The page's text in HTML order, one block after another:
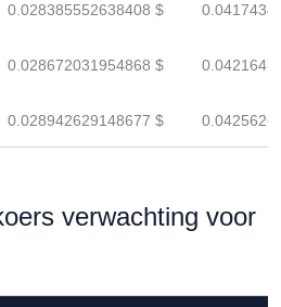
0.028385552638408 $
0.028672031954868 $
0.028942629148677 $
verwachting voor